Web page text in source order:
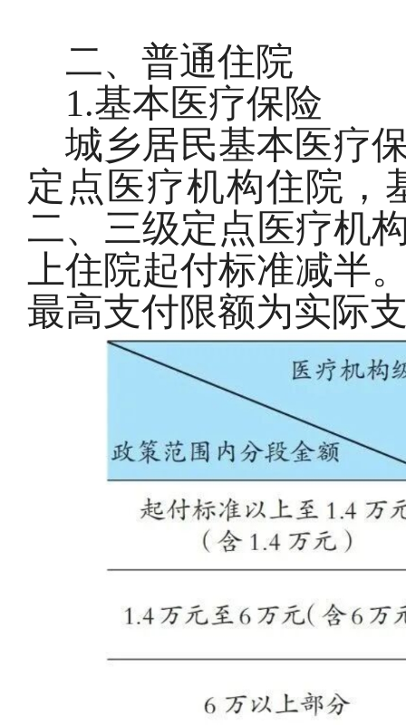
二、普通住院
1.基本医疗保险
城乡居民基本医疗
定点医疗机构住院，
二、三级定点医疗机
上住院起付标准减半
最高支付限额为实际